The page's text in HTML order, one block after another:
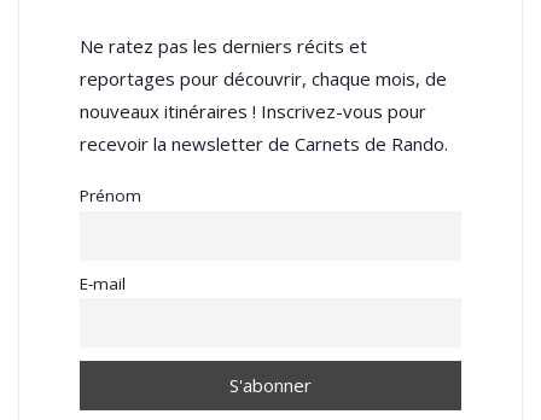
Ne ratez pas les derniers récits et
reportages pour découvrir, chaque mois, de
nouveaux itinéraires ! Inscrivez-vous pour
recevoir la newsletter de Carnets de Rando.
Prénom
E-mail